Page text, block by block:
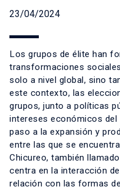
23/04/2024
Los grupos de élite han
transformaciones
solo a nivel global, sino
este contexto, las
grupos, junto a políticas
intereses económicos del
paso a la expansión y
entre las que se
Chicureo, también
centra en la interacción
relación con las formas